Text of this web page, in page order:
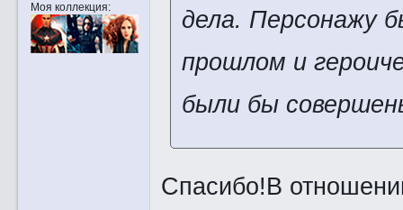
Моя коллекция:
дела. Персонажу
прошлом и
были бы
Спасибо!В